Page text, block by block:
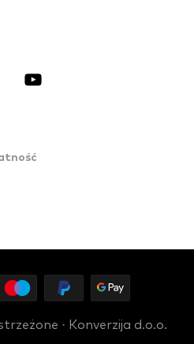
· Konverzija d.o.o.